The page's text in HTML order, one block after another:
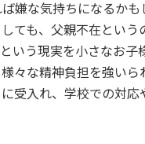
嫌な気持ちになるかも
ても、父親不在という
いう現実を小さなお子
々な精神負担を強いら
受入れ、学校での対応